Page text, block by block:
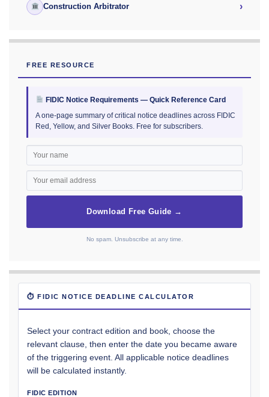
Construction Arbitrator ›
FREE RESOURCE
FIDIC Notice Requirements — Quick Reference Card
A one-page summary of critical notice deadlines across FIDIC
Red, Yellow, and Silver Books. Free for subscribers.
Download Free Guide →
No spam. Unsubscribe at any time.
⏱ FIDIC NOTICE DEADLINE CALCULATOR
Select your contract edition and book, choose the
relevant clause, then enter the date you became aware
of the triggering event. All applicable notice deadlines
will be calculated instantly.
FIDIC EDITION